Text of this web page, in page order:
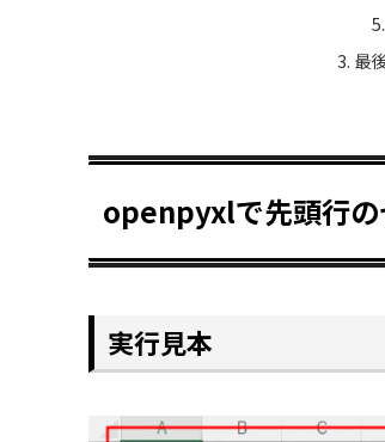
最
openpyxlで先頭行の
実行見本